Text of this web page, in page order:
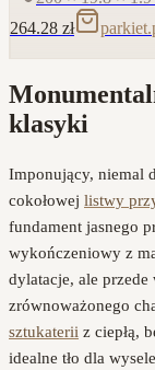
264.28 zł
klasyki
Imponujący, niemal
cokołowej listwy
fundament jasnego
wykończeniowy z
dylatacje, ale przede
zrównoważonego
sztukaterii z ciepłą,
idealne tło dla